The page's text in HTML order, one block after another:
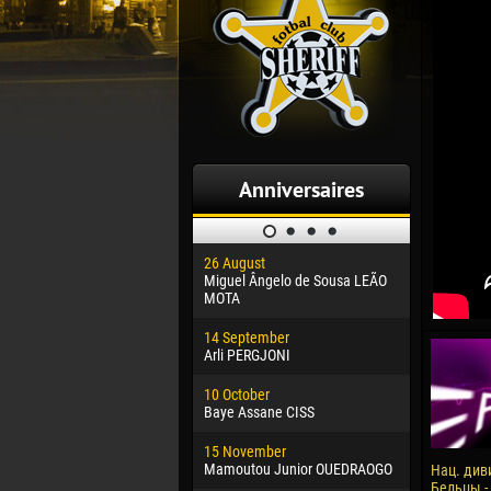
Anniversaires
26 August
Miguel Ângelo de Sousa LEÃO
MOTA
14 September
Arli PERGJONI
10 October
Baye Assane CISS
15 November
Mamoutou Junior OUEDRAOGO
Dhoraso
24 February
Vladislav
Veaceslav
09 March
Emmanuel
Нац.